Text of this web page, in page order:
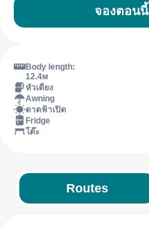
จองตอนนี้
Body length:
12.4м
หัวเตียง
Awning
ดาดฟ้าเปิด
Fridge
โต๊ะ
Routes